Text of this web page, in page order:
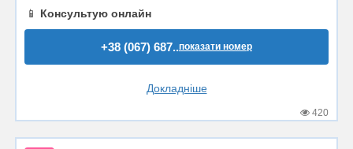
📱 Консультую онлайн
+38 (067) 687..показати номер
Докладніше
420